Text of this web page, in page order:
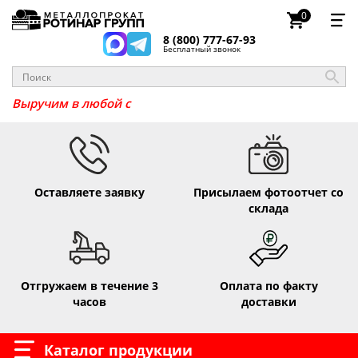
8 (800) 777-67-93
Бесплатный звонок
0
Выручим в любо
Оставляете заявку
Присылаем фотоотчет со
склада
Отгружаем в течение 3
часов
Оплата по факту
доставки
Каталог продукции